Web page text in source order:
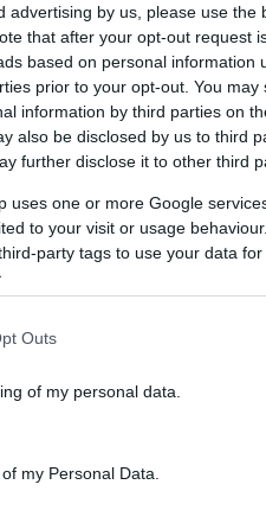
advertising by us, please use the
that after your opt-out request
based on personal information
prior to your opt-out. You
information by third parties on
also be disclosed by us to third
further disclose it to other third
uses one or more Google
to your visit or usage
party tags to use your data
Outs
of my personal data.
my Personal Data.